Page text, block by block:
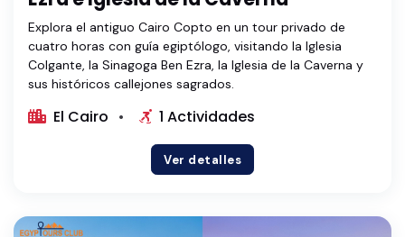
Explora el antiguo Cairo Copto en un tour privado de
cuatro horas con guía egiptólogo, visitando la Iglesia
Colgante, la Sinagoga Ben Ezra, la Iglesia de la Caverna y
sus históricos callejones sagrados.
El Cairo 1 Actividades
Ver detalles